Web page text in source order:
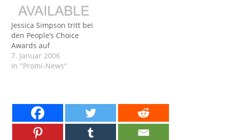
Jessica Simpson tritt bei
den People’s Choice
Awards auf
7. Januar 2006
In "Promi-News"